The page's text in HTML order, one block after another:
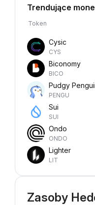
Trendujące
Token
Cysic
CYS
Biconomy
BICO
Pudgy
PENGU
Sui
SUI
Ondo
ONDO
Lighter
LIT
Zasoby